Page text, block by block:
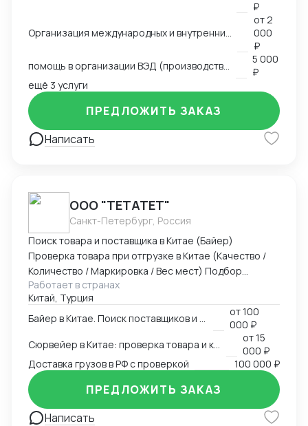
общался с поставщиками, прорабатывали различные
схемы доставки (очень сложные включая мед
сейчас в основном работаю с Китаем и Турцией.
Возил различные группы товаров. Участвую в
различных семинарах и выставках.
₽
Организация международных и внутренних перевозок всеми видами транспорта
от2
000
₽
5 000
₽
ещё 3 услуги
Написать
ПРЕДЛОЖИТЬ ЗАКАЗ
ООО "ТЕТАТЕТ"
Санкт-Петербург, Россия
Поиск товара и поставщика в Китае (Байер)
Проверка товара при отгрузке в Китае (Качество /
Количество / Маркировка / Вес мест) Подбор
оптимального способа доставки. Маршрут /
Перевозчики / Таможня Работаем официально.
Белый импорт / Документы / ЧЗ
Работает в странах
Китай, Турция
от100
000 ₽
от15
000 ₽
Доставка грузов в РФ с проверкой
100 000 ₽
Написать
ПРЕДЛОЖИТЬ ЗАКАЗ